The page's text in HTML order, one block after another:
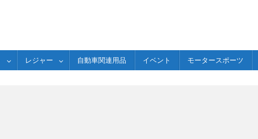
レジャー 自動車関連用品 イベント モータースポーツ